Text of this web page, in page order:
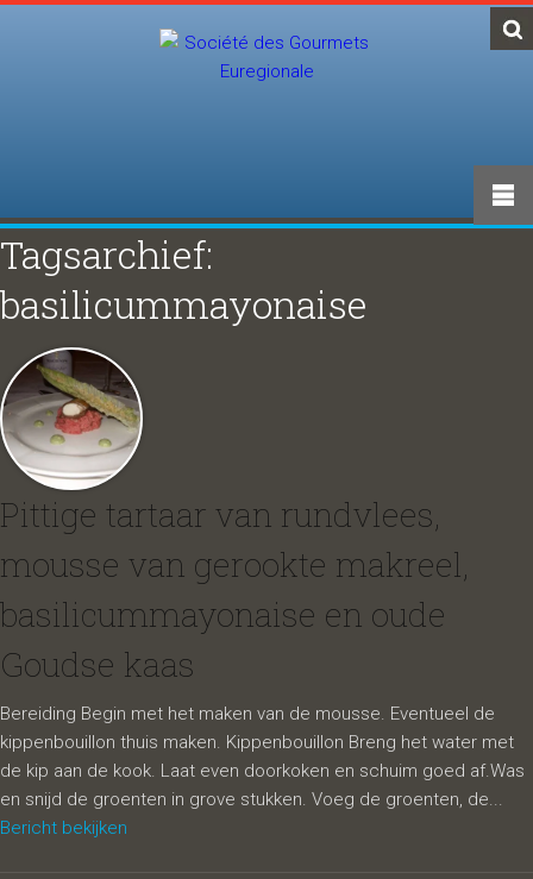
Tagsarchief:
basilicummayonaise
Pittige tartaar van rundvlees,
mousse van gerookte makreel,
basilicummayonaise en oude
Goudse kaas
Bereiding Begin met het maken van de mousse. Eventueel de
kippenbouillon thuis maken. Kippenbouillon Breng het water met
de kip aan de kook. Laat even doorkoken en schuim goed af.Was
en snijd de groenten in grove stukken. Voeg de groenten, de...
Bericht bekijken